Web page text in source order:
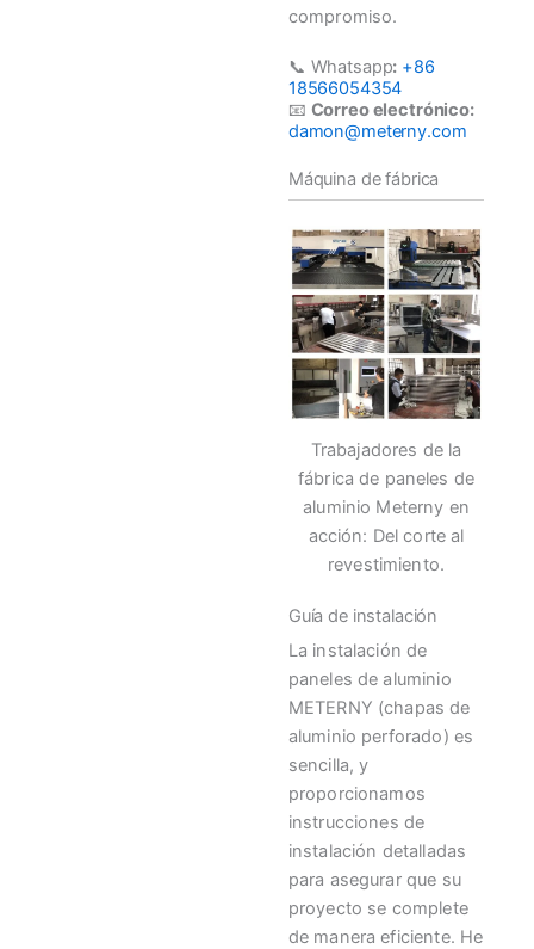
compromiso.
📞 Whatsapp: +86
18566054354
📧 Correo electrónico:
damon@meterny.com
Máquina de fábrica
Trabajadores de la
fábrica de paneles de
aluminio Meterny en
acción: Del corte al
revestimiento.
Guía de instalación
La instalación de
paneles de aluminio
METERNY (chapas de
aluminio perforado) es
sencilla, y
proporcionamos
instrucciones de
instalación detalladas
para asegurar que su
proyecto se complete
de manera eficiente. He